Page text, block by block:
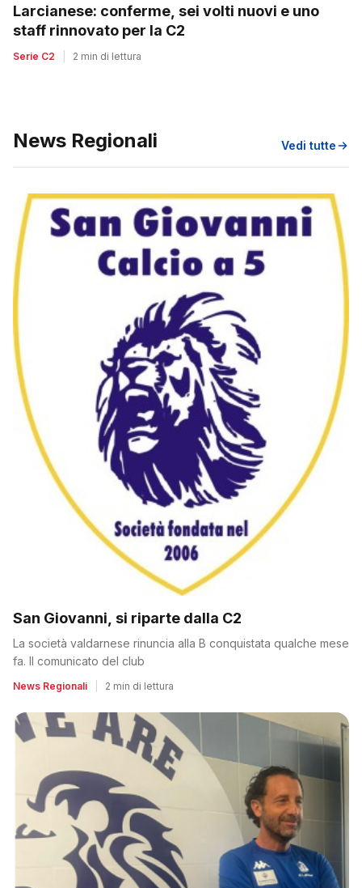
Larcianese: conferme, sei volti nuovi e uno
staff rinnovato per la C2
Serie C2 2 min di lettura
News Regionali Vedi tutte
San Giovanni, si riparte dalla C2
La società valdarnese rinuncia alla B conquistata qualche mese
fa. Il comunicato del club
News Regionali 2 min di lettura